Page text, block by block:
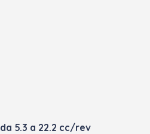
da 5.3 a 22.2 cc/rev